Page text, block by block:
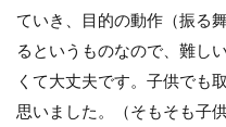
せ
て
み
た
感
ていき、目的の動作（振る
るというものなので、難し
くて大丈夫です。子供でも
思いました。（そもそも子